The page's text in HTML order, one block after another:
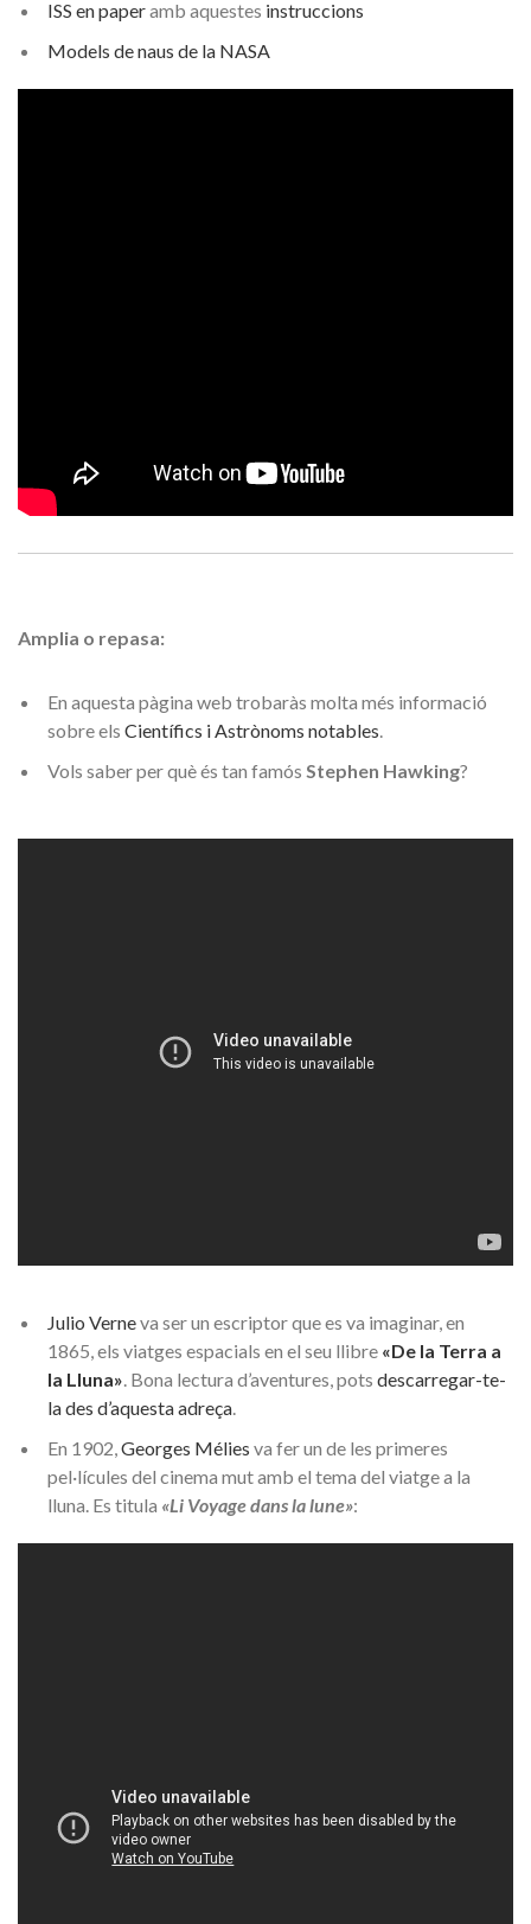
ISS en paperamb aquestes instruccions
Models de naus de la NASA
Amplia o repasa:
En aquesta pàgina web trobaràs molta més informació
sobre els Científics i Astrònoms notables
Vols saber per què és tan famós Stephen Hawking?
Julio Verneva ser un escriptor que es va imaginar, en
1865, els viatges espacials en el seu llibre «De la Terra a
la Lluna» . Bona lectura d’aventures, pots descarregar-te-
la des d’aquesta adreça
En 1902, Georges Mélies va fer un de les primeres
pel·lícules del cinema mut amb el tema del viatge a la
lluna. Es titula «Li Voyage dans la lune»: